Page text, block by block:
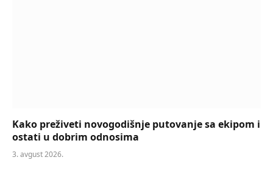
Kako preživeti novogodišnje putovanje sa ekipom i
ostati u dobrim odnosima
3. avgust 2026.